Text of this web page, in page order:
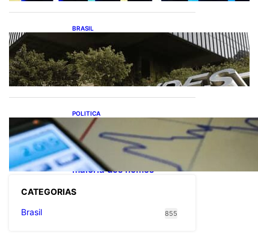
BRASIL
Projetos de saneamento
podem beneficiar 18
milhões de brasileiros
POLITICA
TCU lista mais de 6 mil
responsáveis com contas
irregulares; Nordeste e
Sudeste concentram
maioria dos nomes
CATEGORIAS
Brasil
855